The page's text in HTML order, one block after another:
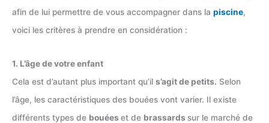
afin de lui permettre de vous accompagner dans la piscine,
voici les critères à prendre en considération :
1. L’âge de votre enfant
Cela est d’autant plus important qu’il s’agit de petits. Selon
l’âge, les caractéristiques des bouées vont varier. Il existe
différents types de bouées et de brassards sur le marché de